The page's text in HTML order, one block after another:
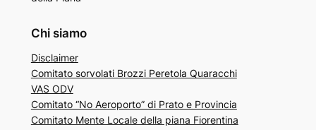
Chi siamo
Disclaimer
Comitato sorvolati Brozzi Peretola Quaracchi
VAS ODV
Comitato “No Aeroporto” di Prato e Provincia
Comitato Mente Locale della piana Fiorentina